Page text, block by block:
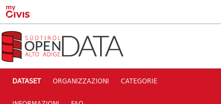
Skip to main content
DATASET ORGANIZZAZIONI CATEGORIE